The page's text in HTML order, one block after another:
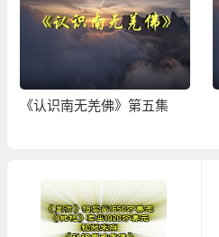
《认识南无羌佛》第五集